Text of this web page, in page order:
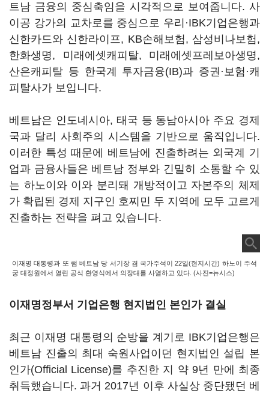
트남 금융의 중심축임을 시각적으로 보여줍니다. 사
이공 강가의 교차로를 중심으로 우리·IBK기업은행과
신한카드와 신한라이프, KB손해보험, 삼성비나보험,
한화생명, 미래에셋캐피탈, 미래에셋프레보아생명,
산은캐피탈 등 한국계 투자금융(IB)과 증권·보험·캐
피탈사가 보입니다.
베트남은 인도네시아, 태국 등 동남아시아 주요 경제
국과 달리 사회주의 시스템을 기반으로 움직입니다.
이러한 특성 때문에 베트남에 진출하려는 외국계 기
업과 금융사들은 베트남 정부와 긴밀히 소통할 수 있
는 하노이와 이와 분리돼 개방적이고 자본주의 체제
가 확립된 경제 지구인 호찌민 두 지역에 모두 고르게
진출하는 전략을 펴고 있습니다.
이재명 대통령과 또 럼 베트남 당 서기장 겸 국가주석이 22일(현지시간) 하노이 주석
궁 대정원에서 열린 공식 환영식에서 의장대를 사열하고 있다. (사진=뉴시스)
이재명정부서 기업은행 현지법인 본인가 결실
최근 이재명 대통령의 순방을 계기로 IBK기업은행은
베트남 진출의 최대 숙원사업이던 현지법인 설립 본
인가(Official License)를 추진한 지 약 9년 만에 최종
취득했습니다. 과거 2017년 이후 사실상 중단됐던 베